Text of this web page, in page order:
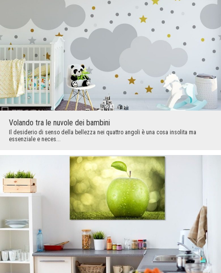
Volando tra le nuvole dei bambini
Il desiderio di senso della bellezza nei quattro angoli è una cosa insolita ma
essenziale e neces...